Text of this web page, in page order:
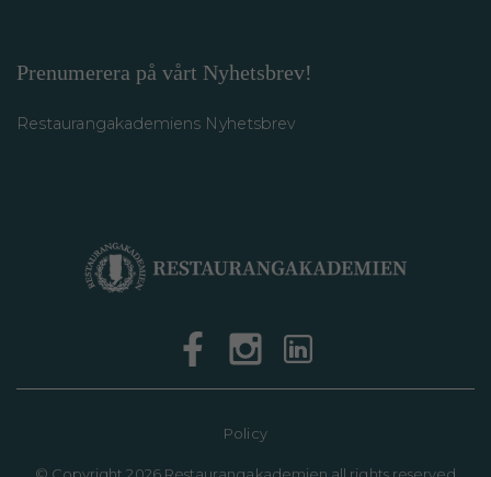
Prenumerera på vårt Nyhetsbrev!
Restaurangakademiens Nyhetsbrev
Policy